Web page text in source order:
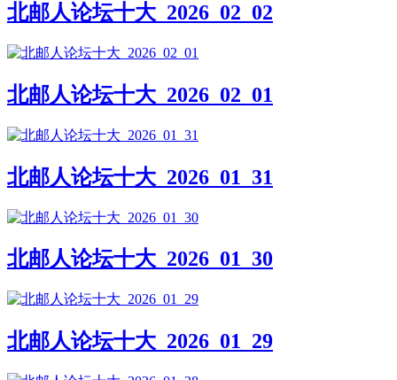
北邮人论坛十大_2026_02_02
北邮人论坛十大_2026_02_01
北邮人论坛十大_2026_01_31
北邮人论坛十大_2026_01_30
北邮人论坛十大_2026_01_29